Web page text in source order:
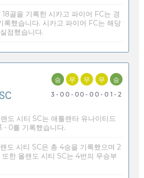
골을 기록한 시카고 파이어 FC는 경
록했습니다. 시카고 파이어 FC는 해당
점했습니다.
승
3 - 0
무
0 - 0
무
0 - 0
무
0 - 0
승
1 - 2
도 시티 SC는 애틀랜타 유나이티드
- 0를 기록했습니다.
도 시티 SC은 총 4승을 기록했으며 2
한 올랜도 시티 SC는 4번의 무승부